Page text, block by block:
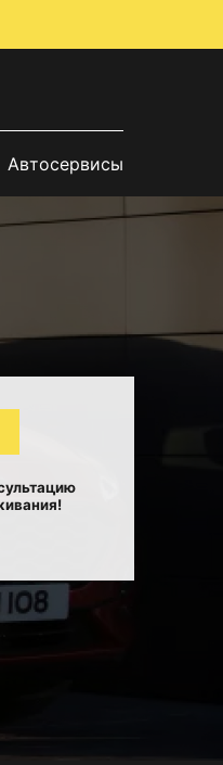
Автосервисы